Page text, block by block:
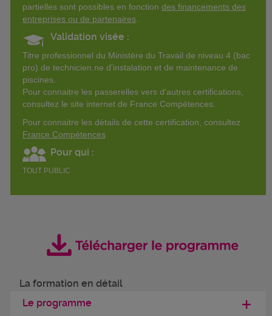
partielles sont possibles en fonction des financements des
entreprises ou de partenaires
Validation visée :
Titre professionnel du Ministère du Travail de niveau 4 (bac
pro) de technicien.ne d'instalation et de maintenance de
piscines.
Pour connaitre les passerelles vers d'autres certifications,
consultez le site internet de France Compétences.
Pour connaitre les détails de cette certification, consultez
France Compétences
Pour qui :
TOUT PUBLIC
La formation en détail
Le programme